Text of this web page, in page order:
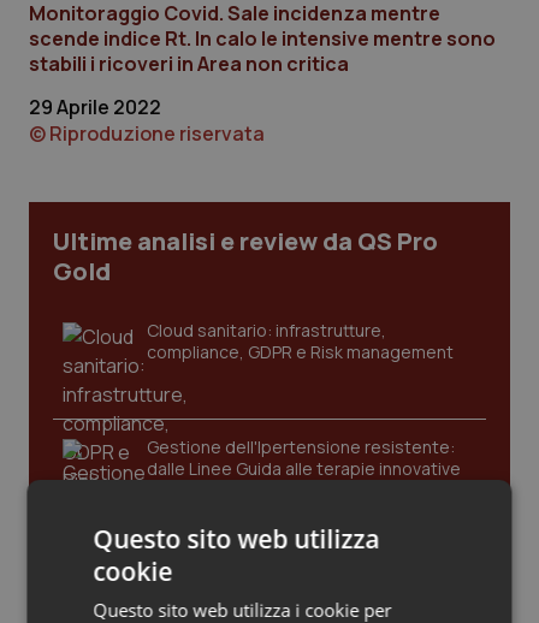
Calabria
Campania
Emilia-Romagna
Friuli Venezia Giulia
Lazio
Liguria
Lombardia
Marche
Piemonte
Asma & BPCO
Car-T
Colesterolo & coronaropatie
Dermatite Atopica
Diabete & glucometri
Disturbi dell’umore
Dolore
Donna & Salute
HIV
Monitoraggio Covid. Sale incidenza mentre
scende indice Rt. In calo le intensive mentre sono
stabili i ricoveri in Area non critica
29 Aprile 2022
© Riproduzione riservata
Ultime analisi e review da QS Pro
Gold
Cloud sanitario: infrastrutture,
compliance, GDPR e Risk management
Gestione dell'Ipertensione resistente:
dalle Linee Guida alle terapie innovative
Leadership Infermieristica 2026: nuovi
modelli di responsabilità e autonomia
Questo sito web utilizza
cookie
Questo sito web utilizza i cookie per